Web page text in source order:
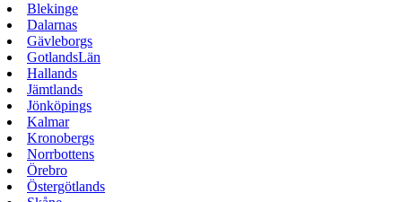
Blekinge
Dalarnas
Gävleborgs
GotlandsLän
Hallands
Jämtlands
Jönköpings
Kalmar
Kronobergs
Norrbottens
Örebro
Östergötlands